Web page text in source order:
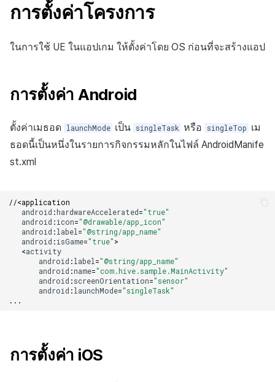
การตั้งค่าโครงการ
ในการใช้ UE ในแอปเกม ให้ตั้งค่าโดย OS ก่อนที่จะสร้างแอป
การตั้งค่า Android
ตั้งค่าเมธอด launchMode เป็น singleTask หรือ singleTop เม
ธอดนี้เป็นหนึ่งในรายการกิจกรรมหลักในไฟล์ AndroidManife
st.xml
//<application
android :hardwareAccelerated="true"
android :icon="@drawable/app_icon"
android :label ="@string/app_name"
android :isGame="true">
<activity
android :label ="@string/app_name"
android :name="com.hive.sample.MainActivity"
android :screenOrientation="sensor"
android :launchMode="singleTask"
...
การตั้งค่า iOS